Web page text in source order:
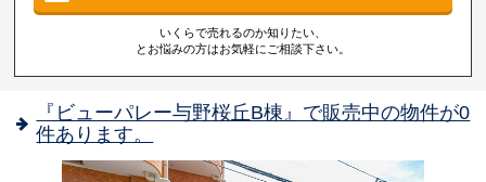
いくらで売れるのか知りたい、
とお悩みの方はお気軽にご相談下さい。
『ビューパレー与野桜丘B棟』で販売中の物件が0
件あります。